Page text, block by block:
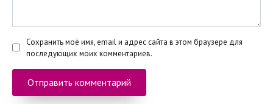
Сохранить моё имя, email и адрес сайта в этом браузере для
последующих моих комментариев.